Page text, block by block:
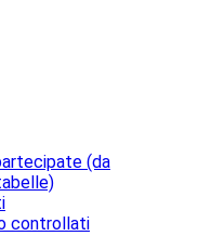
(da
controllati